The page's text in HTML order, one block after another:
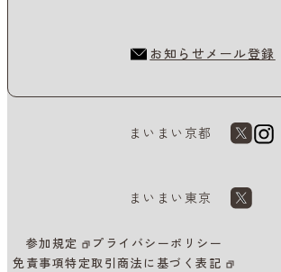
お知らせメール登録
まいまい京都
まいまい東京
参加規定
プライバシーポリシー
免責事項特定取引商法に基づく表記